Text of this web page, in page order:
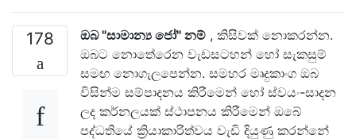
178 ඔබ "සාමාන්‍ය ජෝ" නම් , කිසිවක් නොකරන්න.
ඔබට නොතේරෙන වැඩසටහන් හෝ සැකසුම්
සමඟ නොගැලපෙන්න. සමහර මෘදුකාංග ඔබ
විසින්ම සම්පාදනය කිරීමෙන් හෝ ස්වයං-සාදන
ලද කර්නලයක් ස්ථාපනය කිරීමෙන් ඔබේ
පද්ධතියේ ක්‍රියාකාරිත්වය වැඩි දියුණු කරන්නේ